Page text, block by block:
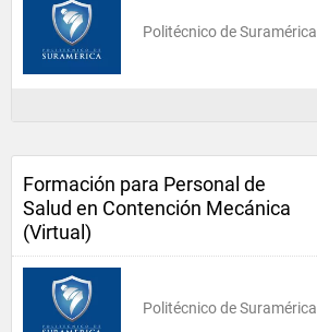
Politécnico de Suramérica
Formación para Personal de
Salud en Contención Mecánica
(Virtual)
Politécnico de Suramérica